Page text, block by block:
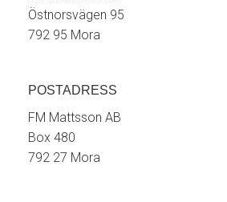
Östnorsvägen 95
792 95 Mora
POSTADRESS
FM Mattsson AB
Box 480
792 27 Mora